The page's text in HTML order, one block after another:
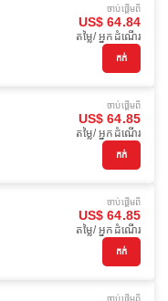
ចាប់ផ្ដើមពី
US$ 64.84
តម្លៃ/ អ្នកដំណើរ
កក់
ចាប់ផ្ដើមពី
US$ 64.85
តម្លៃ/ អ្នកដំណើរ
កក់
ចាប់ផ្ដើមពី
US$ 64.85
តម្លៃ/ អ្នកដំណើរ
កក់
ចាប់ផ្ដើមពី